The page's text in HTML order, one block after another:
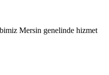
Mersin genelinde hizmet